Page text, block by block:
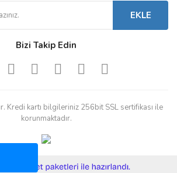
EKLE
Bizi Takip Edin
Kredi kartı bilgileriniz 256bit SSL sertifikası ile
korunmaktadır.
e-